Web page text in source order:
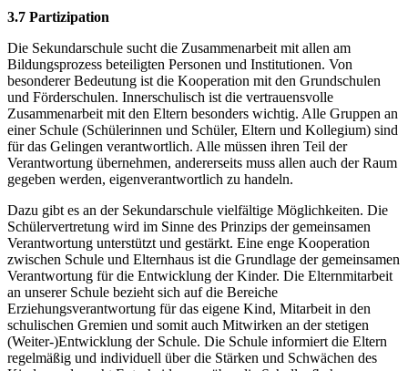
3.7 Partizipation
Die Sekundarschule sucht die Zusammenarbeit mit allen am
Bildungsprozess beteiligten Personen und Institutionen. Von
besonderer Bedeutung ist die Kooperation mit den Grundschulen
und Förderschulen. Innerschulisch ist die vertrauensvolle
Zusammenarbeit mit den Eltern besonders wichtig. Alle Gruppen an
einer Schule (Schülerinnen und Schüler, Eltern und Kollegium) sind
für das Gelingen verantwortlich. Alle müssen ihren Teil der
Verantwortung übernehmen, andererseits muss allen auch der Raum
gegeben werden, eigenverantwortlich zu handeln.
Dazu gibt es an der Sekundarschule vielfältige Möglichkeiten. Die
Schülervertretung wird im Sinne des Prinzips der gemeinsamen
Verantwortung unterstützt und gestärkt. Eine enge Kooperation
zwischen Schule und Elternhaus ist die Grundlage der gemeinsamen
Verantwortung für die Entwicklung der Kinder. Die Elternmitarbeit
an unserer Schule bezieht sich auf die Bereiche
Erziehungsverantwortung für das eigene Kind, Mitarbeit in den
schulischen Gremien und somit auch Mitwirken an der stetigen
(Weiter-)Entwicklung der Schule. Die Schule informiert die Eltern
regelmäßig und individuell über die Stärken und Schwächen des